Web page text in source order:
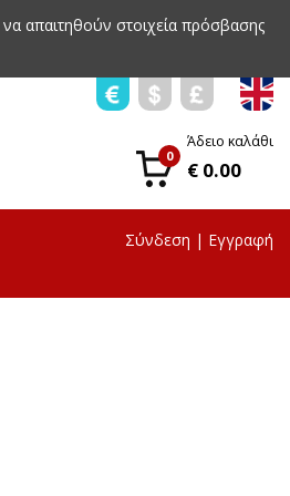
απαιτηθούν στοιχεία πρόσβασης
0
Άδειο καλάθι
€ 0.00
Σύνδεση | Εγγραφή